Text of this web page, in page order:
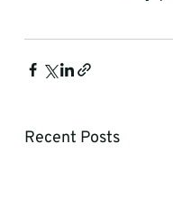
Recent Posts